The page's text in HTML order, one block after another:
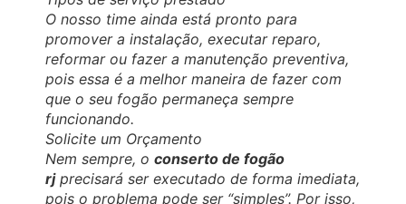
O nosso time ainda está pronto para
promover a instalação, executar reparo,
reformar ou fazer a manutenção preventiva,
pois essa é a melhor maneira de fazer com
que o seu fogão permaneça sempre
funcionando.
Solicite um Orçamento
Nem sempre, o conserto de fogão
rjprecisará ser executado de forma imediata,
pois o problema pode ser “simples”. Por isso,